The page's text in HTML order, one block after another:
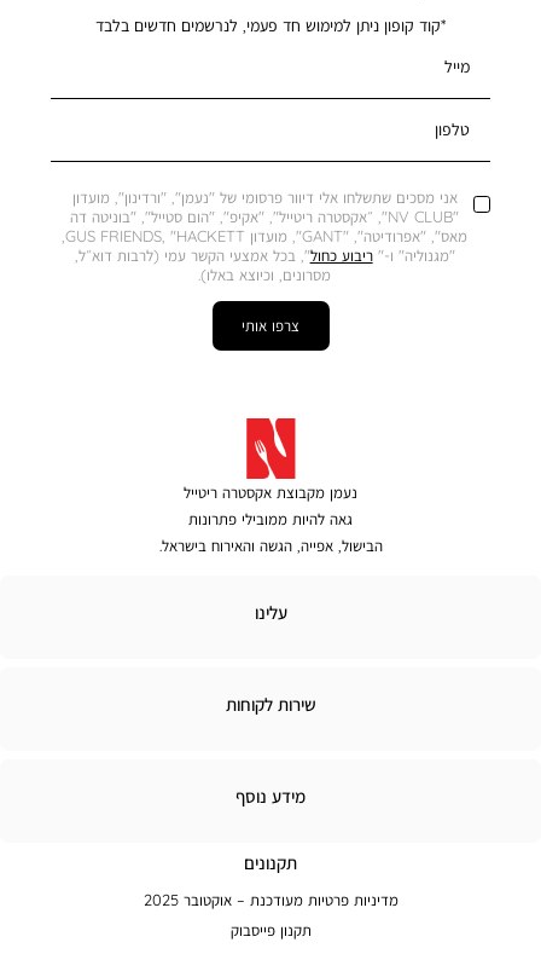
*קוד קופון ניתן למימוש חד פעמי, לנרשמים חדשים בלבד
מייל
טלפון
אני מסכים שתשלחו אלי דיוור פרסומי של "נעמן", "ורדינון", מועדון
"NV CLUB", ״אקסטרה ריטייל", "אקיפ", "הום סטייל", "בוניטה דה
מאס", "אפרודיטה", "GANT", מועדון GUS FRIENDS, "HACKETT,
"מגנוליה" ו-" ריבוע כחול", בכל אמצעי הקשר עמי (לרבות דוא״ל,
מסרונים, וכיוצא באלו).
צרפו אותי
נעמן מקבוצת אקסטרה ריטייל
גאה להיות ממובילי פתרונות
הבישול, אפייה, הגשה והאירוח בישראל.
עלינו
שירות לקוחות
מידע
מידע נוסף
תקנונים
מדיניות פרטיות מעודכנת – אוקטובר 2025
תקנון פייסבוק